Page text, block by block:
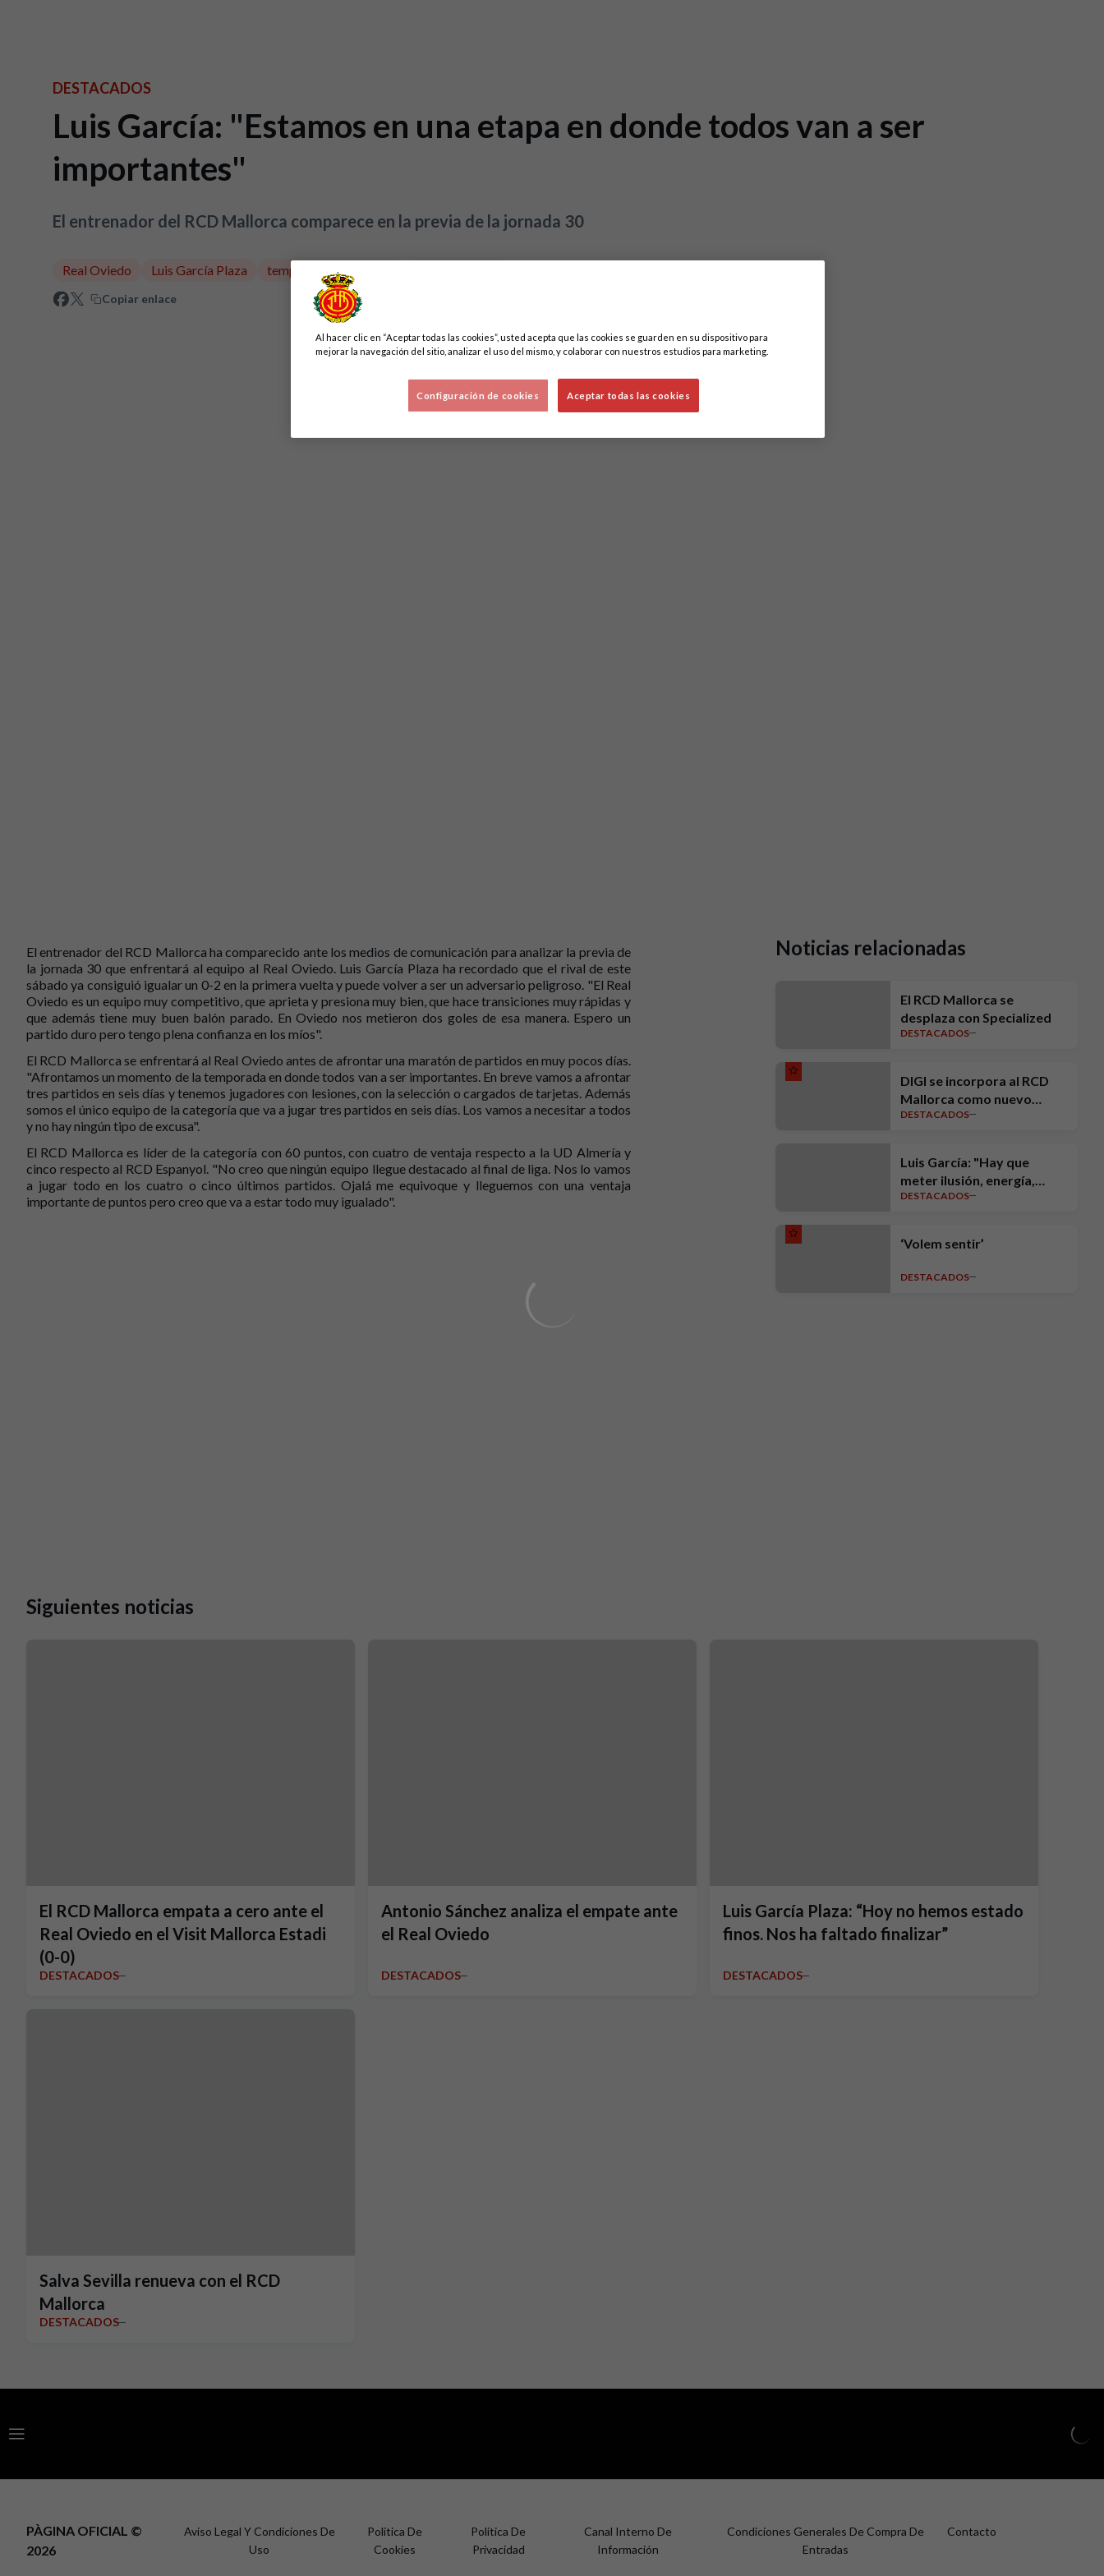
DESTACADOS
Luis García: "Estamos en una etapa en donde todos van a ser
importantes"
El entrenador del RCD Mallorca comparece en la previa de la jornada 30
Real Oviedo Luis García Plaza temporada 2020-2021
Copiar enlace
El entrenador del RCD Mallorca ha comparecido ante los medios de comunicación para analizar la previa de
la jornada 30 que enfrentará al equipo al Real Oviedo. Luis García Plaza ha recordado que el rival de este
sábado ya consiguió igualar un 0-2 en la primera vuelta y puede volver a ser un adversario peligroso. "El Real
Oviedo es un equipo muy competitivo, que aprieta y presiona muy bien, que hace transiciones muy rápidas y
que además tiene muy buen balón parado. En Oviedo nos metieron dos goles de esa manera. Espero un
partido duro pero tengo plena confianza en los míos".
El RCD Mallorca se enfrentará al Real Oviedo antes de afrontar una maratón de partidos en muy pocos días.
"Afrontamos un momento de la temporada en donde todos van a ser importantes. En breve vamos a afrontar
tres partidos en seis días y tenemos jugadores con lesiones, con la selección o cargados de tarjetas. Además
somos el único equipo de la categoría que va a jugar tres partidos en seis días. Los vamos a necesitar a todos
y no hay ningún tipo de excusa".
El RCD Mallorca es líder de la categoría con 60 puntos, con cuatro de ventaja respecto a la UD Almería y
cinco respecto al RCD Espanyol. "No creo que ningún equipo llegue destacado al final de liga. Nos lo vamos
a jugar todo en los cuatro o cinco últimos partidos. Ojalá me equivoque y lleguemos con una ventaja
importante de puntos pero creo que va a estar todo muy igualado".
Noticias relacionadas
El RCD Mallorca se
desplaza con Specialized
DESTACADOS
DIGI se incorpora al RCD
Mallorca como nuevo
Patrocinador Oficial
DESTACADOS
Luis García: "Hay que
meter ilusión, energía,
intensidad, ambición y
DESTACADOS
‘Volem sentir’
DESTACADOS
Siguientes noticias
El RCD Mallorca empata a cero ante el
Real Oviedo en el Visit Mallorca Estadi
(0-0)
DESTACADOS
Antonio Sánchez analiza el empate ante
el Real Oviedo
DESTACADOS
Luis García Plaza: “Hoy no hemos estado
finos. Nos ha faltado finalizar”
DESTACADOS
Salva Sevilla renueva con el RCD
Mallorca
DESTACADOS
Aviso Legal Y Condiciones De
Uso
Política De
Cookies
Política De
Privacidad
Canal Interno De
Información
Condiciones Generales De Compra De
Entradas
Contacto
PÀGINA OFICIAL ©
2026
Al hacer clic en “Aceptar todas las cookies”, usted acepta que las cookies se guarden en su dispositivo para
mejorar la navegación del sitio, analizar el uso del mismo, y colaborar con nuestros estudios para marketing.
Aceptar todas las cookies
Configuración de cookies